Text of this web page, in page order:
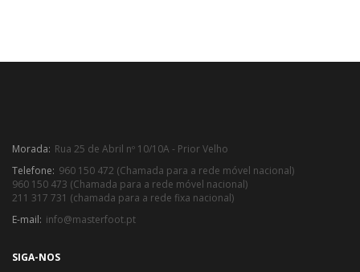
Morada: Rua 25 de Abril nº 10/10A - Prior Velho
Telefone: 960 150 472 (Chamada para a rede móvel nacional)
960 150 473 (Chamada para a rede móvel nacional)
211 317 731 (chamada para a rede fixa nacional)
E-mail: info@masterfoot.pt
SIGA-NOS